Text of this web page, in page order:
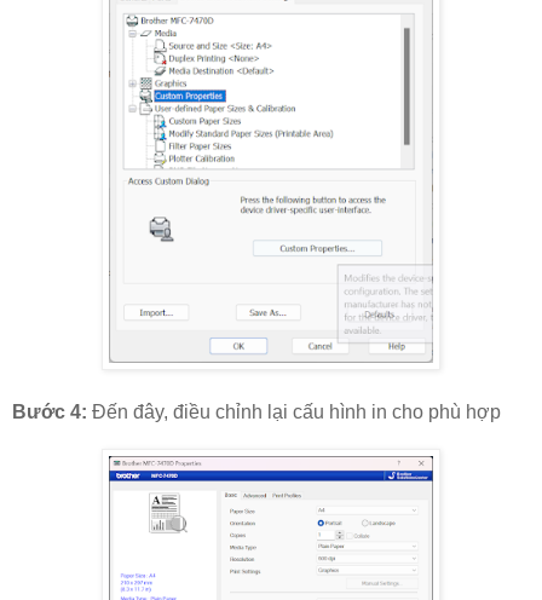
Bước 4: Đến đây, điều chỉnh lại cấu hình in cho phù hợp